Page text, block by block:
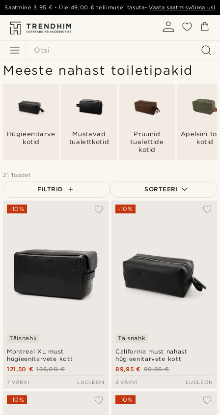
Otsi
Saatmine3,95 € - Üle 49,00 € tellimusel tasuta-Vaata saatmisvõimalusi
Meeste nahast toiletipakid
Hügieenitarvete
kotid
Mustavad
tualettkotid
Pruunid
tualettide
kotid
Apelsini
kotid
21 Toodet
FILTRID SORTEERI
Populaarsed
Montreal XL must
hügieenitarvete kott
-10%
Täisnahk
135,00 €
121,50 €
7 VÄRVI LUCLEON
California must nahast
hügieenitarvete kott
-10%
Täisnahk
99,95 €
89,95 €
3 VÄRVI LUCLEON
-10% -10%